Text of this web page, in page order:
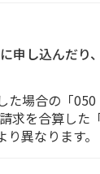
申し込んだ
場合の「
求を合算し
異なります